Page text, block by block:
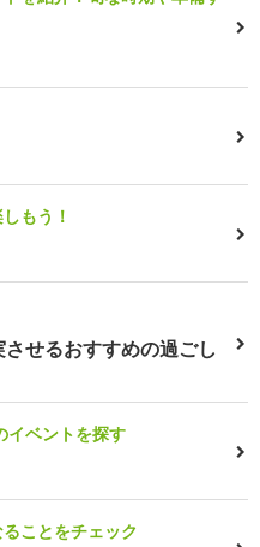
もう！
せるおすすめの過ごし
イベントを探す
ことをチェック